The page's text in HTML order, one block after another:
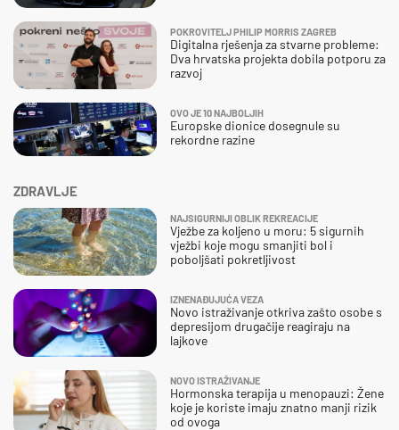
ZDRAVLJE
NAJSIGURNIJI OBLIK REKREACIJE
Vježbe za koljeno u moru: 5 sigurnih
vježbi koje mogu smanjiti bol i
poboljšati pokretljivost
IZNENAĐUJUĆA VEZA
Novo istraživanje otkriva zašto osobe s
depresijom drugačije reagiraju na
lajkove
NOVO ISTRAŽIVANJE
Hormonska terapija u menopauzi: Žene
koje je koriste imaju znatno manji rizik
od ovoga
POKROVITELJ PHILIP MORRIS ZAGREB
Digitalna rješenja za stvarne probleme:
Dva hrvatska projekta dobila potporu za
razvoj
OVO JE 10 NAJBOLJIH
Europske dionice dosegnule su
rekordne razine